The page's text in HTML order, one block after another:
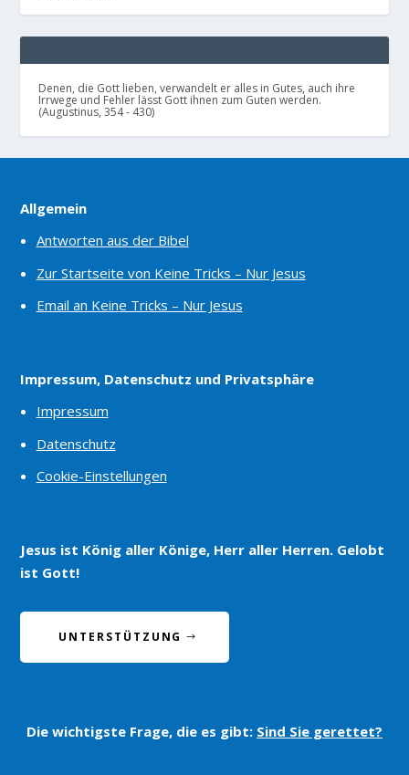
Denen, die Gott lieben, verwandelt er alles in Gutes, auch ihre
Irrwege und Fehler lässt Gott ihnen zum Guten werden.
(Augustinus, 354 - 430)
Allgemein
Antworten aus der Bibel
Zur Startseite von Keine Tricks – Nur Jesus
Email an Keine Tricks – Nur Jesus
Impressum, Datenschutz und Privatsphäre
Impressum
Datenschutz
Cookie-Einstellungen
Jesus ist König aller Könige, Herr aller Herren. Gelobt
ist Gott!
UNTERSTÜTZUNG
Die wichtigste Frage, die es gibt: Sind Sie gerettet?